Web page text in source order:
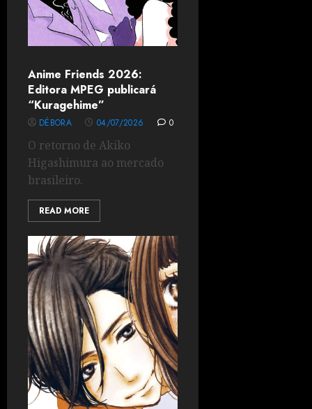
Anime Friends 2026:
Editora MPEG publicará
“Kuragehime”
DÉBORA 04/07/2026 0
O retorno de Akiko
Higashimura ao mercado
brasileiro.
READ MORE